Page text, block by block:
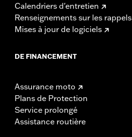
Calendriers d'entretien
Renseignements sur les rappels
Mises à jour de logiciels
DE FINANCEMENT
Assurance moto
Plans de Protection
Service prolongé
Assistance routière